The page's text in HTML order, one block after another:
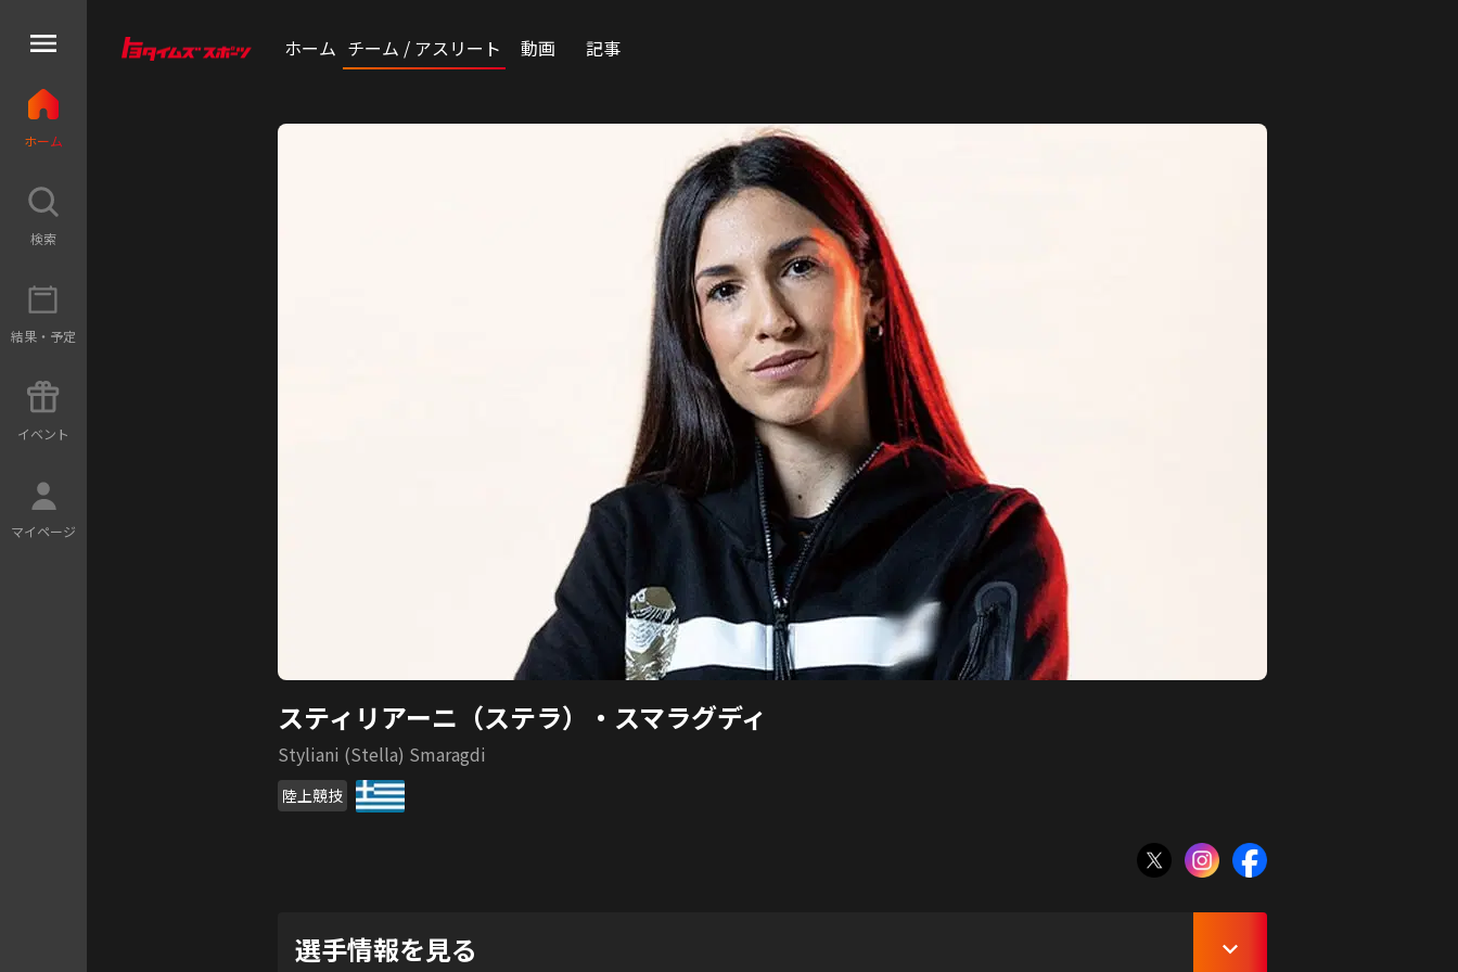
ホーム チーム / アスリート 動画 記事
ホーム
検索
結果 ・ 予定
イベン ト
マイページ
スティリアーニ（ステラ）・スマラグディ
Styliani (Stella) Smaragdi
陸上競技
選手情報を見る